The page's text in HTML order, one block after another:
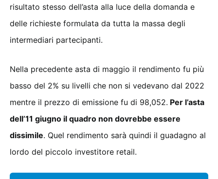
risultato stesso dell’asta alla luce della domanda e
delle richieste formulata da tutta la massa degli
intermediari partecipanti.
Nella precedente asta di maggio il rendimento fu più
basso del 2% su livelli che non si vedevano dal 2022
mentre il prezzo di emissione fu di 98,052. Per l’asta
dell’11 giugno il quadro non dovrebbe essere
dissimile. Quel rendimento sarà quindi il guadagno al
lordo del piccolo investitore retail.